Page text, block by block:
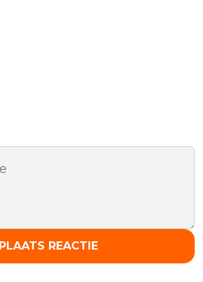
PLAATS REACTIE